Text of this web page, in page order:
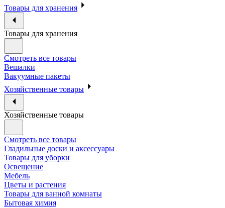
Товары для хранения
Товары для хранения
Смотреть все товары
Вешалки
Вакуумные пакеты
Хозяйственные товары
Хозяйственные товары
Смотреть все товары
Гладильные доски и аксессуары
Товары для уборки
Освещение
Мебель
Цветы и растения
Товары для ванной комнаты
Бытовая химия